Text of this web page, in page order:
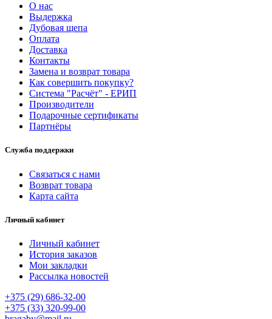
О нас
Выдержка
Дубовая щепа
Оплата
Доставка
Контакты
Замена и возврат товара
Как совершить покупку?
Система "Расчёт" - ЕРИП
Производители
Подарочные сертификаты
Партнёры
Служба поддержки
Связаться с нами
Возврат товара
Карта сайта
Личный кабинет
Личный кабинет
История заказов
Мои закладки
Рассылка новостей
+375 (29) 686-32-00
+375 (33) 320-99-00